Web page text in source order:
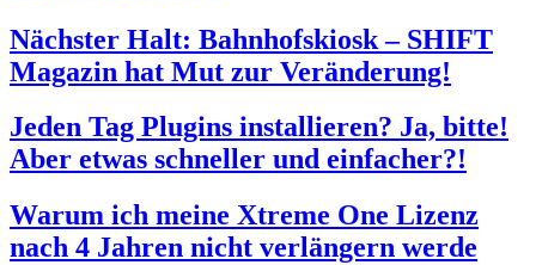
Nächster Halt: Bahnhofskiosk – SHIFT
Magazin hat Mut zur Veränderung!
Jeden Tag Plugins installieren? Ja, bitte!
Aber etwas schneller und einfacher?!
Warum ich meine Xtreme One Lizenz
nach 4 Jahren nicht verlängern werde